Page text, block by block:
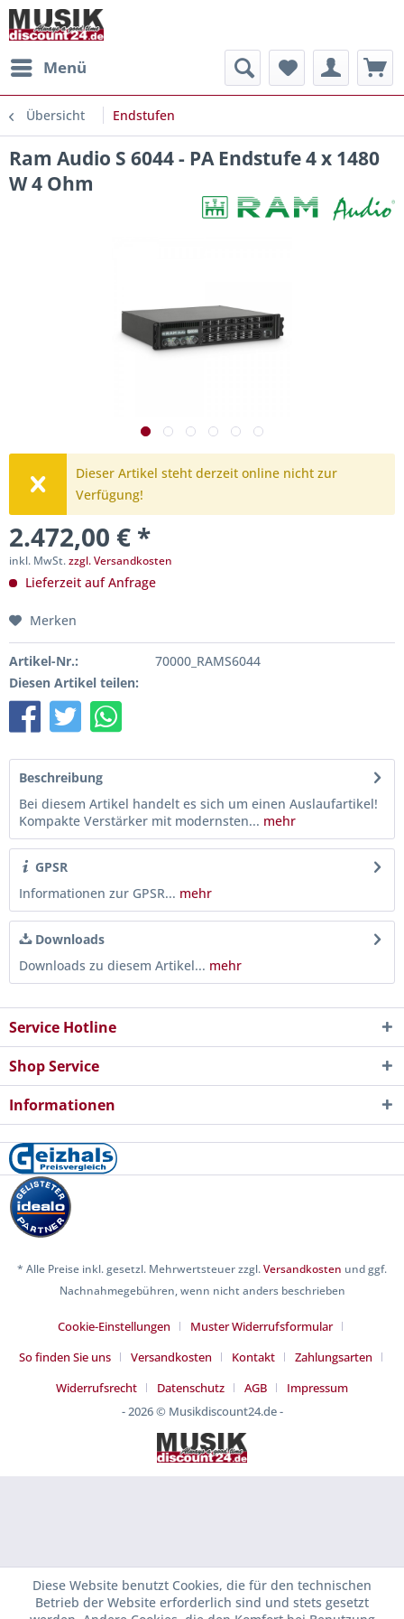
Menü
Übersicht Endstufen
Ram Audio S 6044 - PA Endstufe 4 x 1480
W 4 Ohm
Dieser Artikel steht derzeit online nicht zur
Verfügung!
2.472,00 € *
inkl. MwSt.zzgl. Versandkosten
Lieferzeit auf Anfrage
Merken
Artikel-Nr.:
70000_RAMS6044
Diesen Artikel teilen:
Beschreibung
Bei diesem Artikel handelt es sich um einen Auslaufartikel!
Kompakte Verstärker mit modernsten... mehr
GPSR
Informationen zur GPSR... mehr
Downloads
Downloads zu diesem Artikel... mehr
Service Hotline
Shop Service
Informationen
* Alle Preise inkl. gesetzl. Mehrwertsteuer zzgl.Versandkosten und ggf.
Nachnahmegebühren, wenn nicht anders beschrieben
Cookie-Einstellungen
Muster Widerrufsformular
So finden Sie uns
Versandkosten Kontakt
Zahlungsarten
Widerrufsrecht
Datenschutz AGB
Impressum
- 2026 © Musikdiscount24.de -
Diese Website benutzt Cookies, die für den technischen
Betrieb der Website erforderlich sind und stets gesetzt